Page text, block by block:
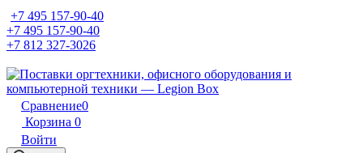
+7 495 157-90-40
+7 495 157-90-40
+7 812 327-3026
Сравнение0
Корзина 0
Войти